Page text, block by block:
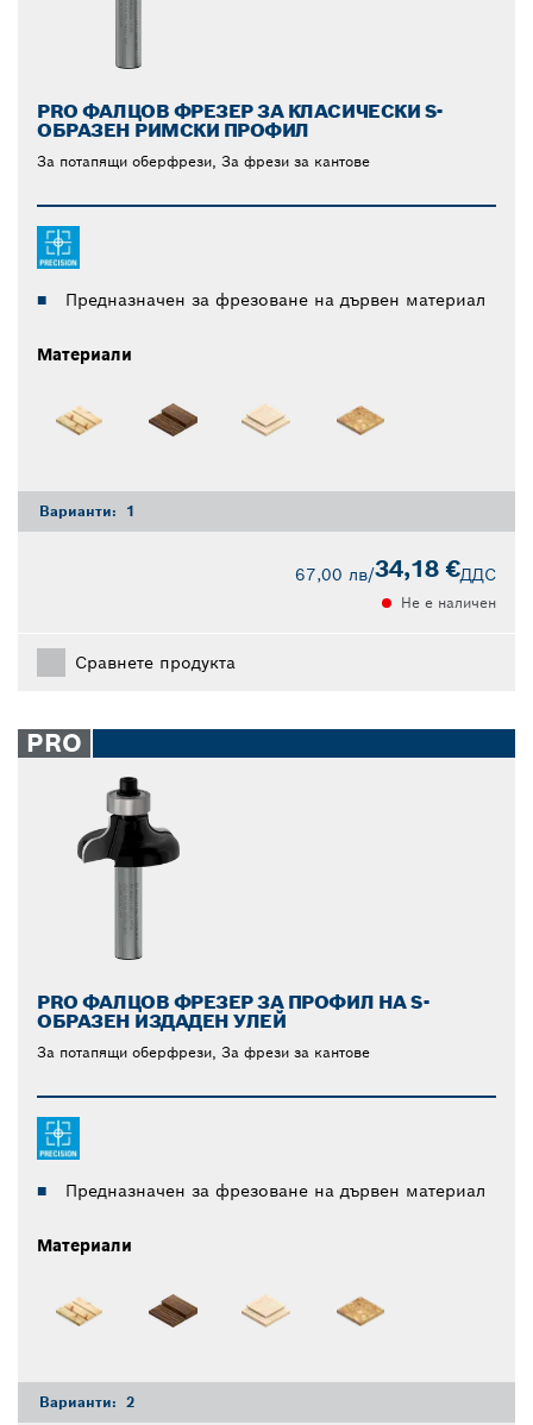
PRO ФАЛЦОВ ФРЕЗЕР ЗА КЛАСИЧЕСКИ S-
ОБРАЗЕН РИМСКИ ПРОФИЛ
За потапящи оберфрези, За фрези за кантове
Предназначен за фрезоване на дървен материал
Материали
Варианти: 1
67,00 лв/34,18 €ДДС
Не е наличен
Сравнете продукта
PRO
PRO ФАЛЦОВ ФРЕЗЕР ЗА ПРОФИЛ НА S-
ОБРАЗЕН ИЗДАДЕН УЛЕЙ
За потапящи оберфрези, За фрези за кантове
Предназначен за фрезоване на дървен материал
Материали
Варианти: 2